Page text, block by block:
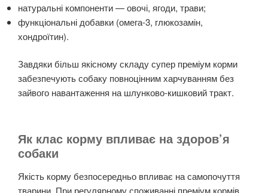
натуральні компоненти — овочі, ягоди, трави;
функціональні добавки (омега-3, глюкозамін,
хондроїтин).
Завдяки більш якісному складу супер преміум корми
забезпечують собаку повноцінним харчуванням без
зайвого навантаження на шлунково-кишковий тракт.
Як клас корму впливає на здоров’я
собаки
Якість корму безпосередньо впливає на самопочуття
тварини. При регулярному споживанні преміум кормів